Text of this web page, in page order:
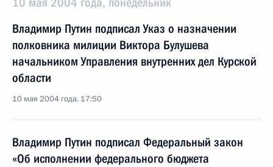
Владимир Путин подписал Указ о назначении
полковника милиции Виктора Булушева
начальником Управления внутренних дел Курской
области
10 мая 2004 года, 17:50
Владимир Путин подписал Федеральный закон
«Об исполнении федерального бюджета